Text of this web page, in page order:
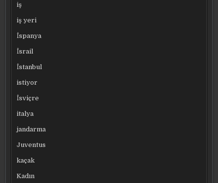
iş
iş yeri
İspanya
İsrail
İstanbul
istiyor
İsviçre
italya
jandarma
Juventus
kaçak
Kadın